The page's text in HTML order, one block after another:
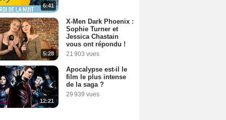
6:41
5:28
X-Men Dark Phoenix :
Sophie Turner et
Jessica Chastain
vous ont répondu !
21 903 vues
12:21
Apocalypse est-il le
film le plus intense
de la saga ?
29 939 vues